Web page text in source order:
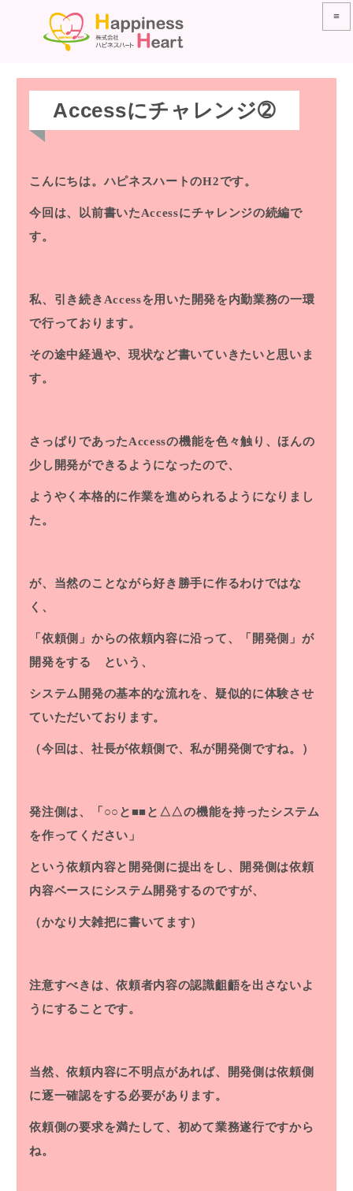
≡
Accessにチャレンジ➁
こんにちは。ハピネスハートのH2です。
今回は、以前書いたAccessにチャレンジの続編で
す。
私、引き続きAccessを用いた開発を内勤業務の一環
で行っております。
その途中経過や、現状など書いていきたいと思いま
す。
さっぱりであったAccessの機能を色々触り、ほんの
少し開発ができるようになったので、
ようやく本格的に作業を進められるようになりまし
た。
が、当然のことながら好き勝手に作るわけではな
く、
「依頼側」からの依頼内容に沿って、「開発側」が
開発をする という、
システム開発の基本的な流れを、疑似的に体験させ
ていただいております。
（今回は、社長が依頼側で、私が開発側ですね。）
発注側は、「○○と■■と△△の機能を持ったシステム
を作ってください」
という依頼内容と開発側に提出をし、開発側は依頼
内容ベースにシステム開発するのですが、
（かなり大雑把に書いてます）
注意すべきは、依頼者内容の認識齟齬を出さないよ
うにすることです。
当然、依頼内容に不明点があれば、開発側は依頼側
に逐一確認をする必要があります。
依頼側の要求を満たして、初めて業務遂行ですから
ね。